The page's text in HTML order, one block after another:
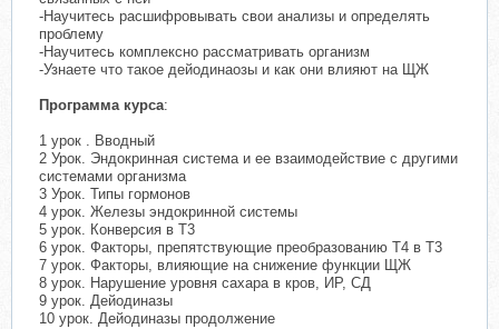
-Научитесь расшифровывать свои анализы и определять
проблему
-Научитесь комплексно рассматривать организм
-Узнаете что такое дейодинаозы и как они влияют на ЩЖ
Программа курса:
1 урок . Вводный
2 Урок. Эндокринная система и ее взаимодействие с другими
системами организма
3 Урок. Типы гормонов
4 урок. Железы эндокринной системы
5 урок. Конверсия в Т3
6 урок. Факторы, препятствующие преобразованию Т4 в Т3
7 урок. Факторы, влияющие на снижение функции ЩЖ
8 урок. Нарушение уровня сахара в кров, ИР, СД
9 урок. Дейодиназы
10 урок. Дейодиназы продолжение